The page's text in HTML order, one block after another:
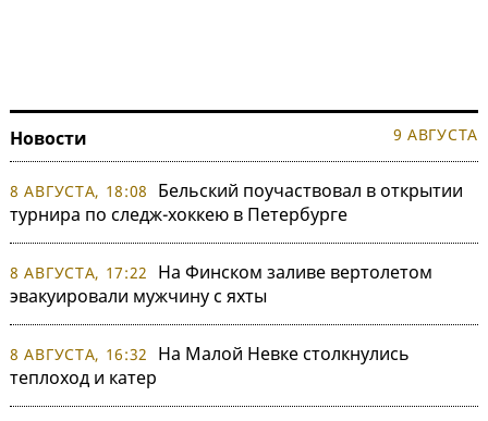
Новости 9 АВГУСТА
8 АВГУСТА, 18:08
Бельский поучаствовал в открытии
турнира по следж-хоккею в Петербурге
8 АВГУСТА, 17:22
На Финском заливе вертолетом
эвакуировали мужчину с яхты
8 АВГУСТА, 16:32
На Малой Невке столкнулись
теплоход и катер